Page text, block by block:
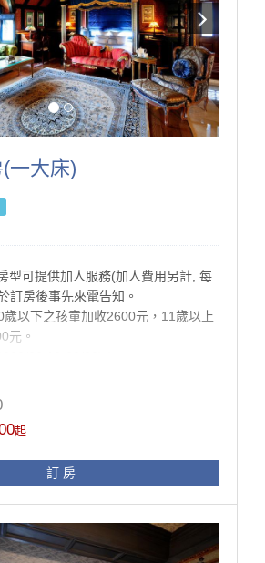
。
放入內參觀或使用設施，敬請見諒。
期間來訪，請事先與我們聯繫並依規
客僅限於大廳）
持，讓每位旅客都能享受自在、安心
早餐。
晚餐。
。
。
一大床)
型可提供加人服務(加人費用另計, 每
訂房後事先來電告知。
以下之孩童加收2600元，11歲以上
元。
02/16-02/20)：
加收3000元，11歲以上視同大人收
次數CD借片與諮詢服務。
，本館全面禁止攜帶寵物入住、及禁
或設備略有不同，請依現場提供為
起
訂 房